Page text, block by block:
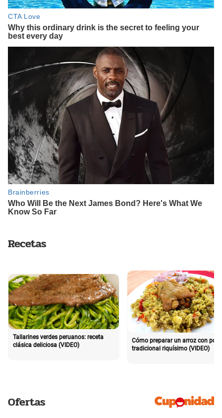
Recetas
Tallarines verdes peruanos: receta
clásica deliciosa (VIDEO)
Cómo preparar un arroz con pollo
tradicional riquísimo (VIDEO)
Ofertas